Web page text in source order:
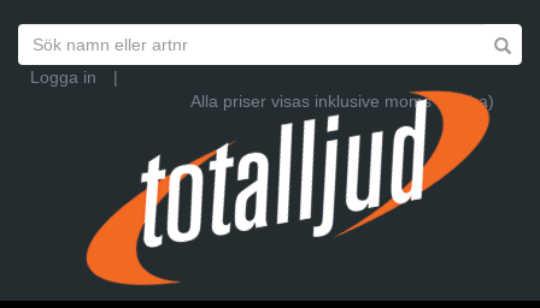
Logga in
|
Alla priser visas inklusive moms (Ändra)